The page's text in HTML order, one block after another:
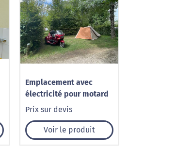
Emplacement avec
électricité pour motard
Prix sur devis
Voir le produit